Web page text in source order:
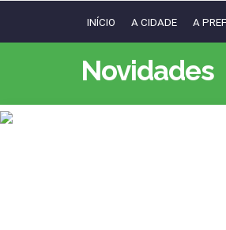
INÍCIO A CIDADE A
Novidades